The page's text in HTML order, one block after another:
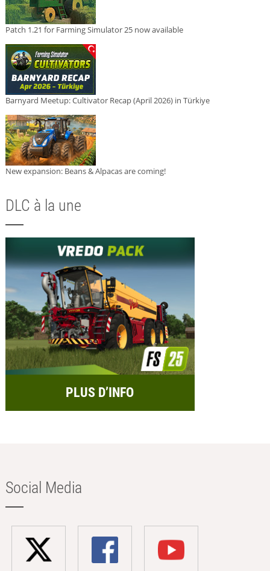
Patch 1.21 for Farming Simulator 25 now available
Barnyard Meetup: Cultivator Recap (April 2026) in Türkiye
New expansion: Beans & Alpacas are coming!
DLC à la une
PLUS D’INFO
Social Media